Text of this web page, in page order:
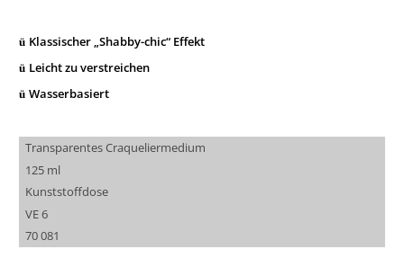
ü Klassischer „Shabby-chic“ Effekt
ü Leicht zu verstreichen
ü Wasserbasiert
Transparentes Craqueliermedium
125 ml
Kunststoffdose
VE 6
70 081